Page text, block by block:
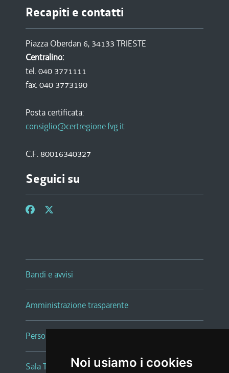
Noi usiamo i cookies
Recapiti e contatti
Piazza Oberdan 6, 34133 TRIESTE
Centralino:
tel. 040 3771111
fax. 040 3773190
Posta certificata:
consiglio@certregione.fvg.it
C.F. 80016340327
Seguici su
Bandi e avvisi
Amministrazione trasparente
Persone e Uffici
Sala Tiziano Tessitori